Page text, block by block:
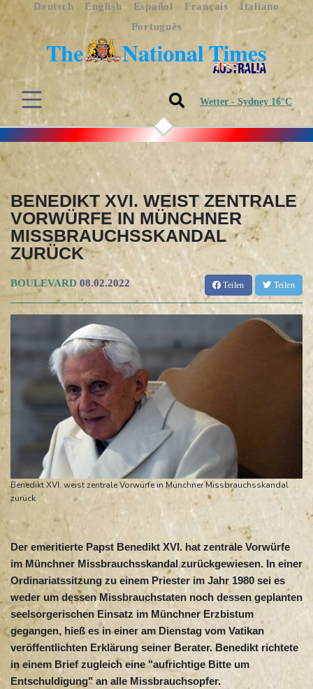
Deutsch English Español Français
Italiano
Português
Wetter - Sydney 16°C
BENEDIKT XVI. WEIST ZENTRALE
VORWÜRFE IN MÜNCHNER
MISSBRAUCHSSKANDAL
ZURÜCK
BOULEVARD 08.02.2022 Teilen Teilen
Benedikt XVI. weist zentrale Vorwürfe in Münchner Missbrauchsskandal
zurück
Der emeritierte Papst Benedikt XVI. hat zentrale Vorwürfe
im Münchner Missbrauchsskandal zurückgewiesen. In einer
Ordinariatssitzung zu einem Priester im Jahr 1980 sei es
weder um dessen Missbrauchstaten noch dessen geplanten
seelsorgerischen Einsatz im Münchner Erzbistum
gegangen, hieß es in einer am Dienstag vom Vatikan
veröffentlichten Erklärung seiner Berater. Benedikt richtete
in einem Brief zugleich eine "aufrichtige Bitte um
Entschuldigung" an alle Missbrauchsopfer.